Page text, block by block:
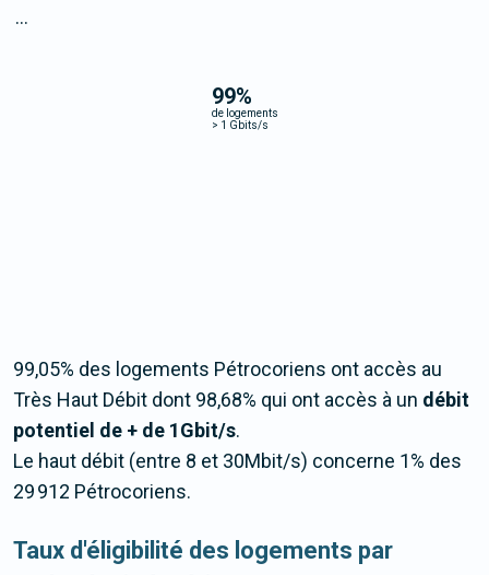
99%
de logements
> 1 Gbits/s
...
99,05% des logements Pétrocoriens ont accès au
Très Haut Débit dont 98,68% qui ont accès à un débit
potentiel de + de 1Gbit/s.
Le haut débit (entre 8 et 30Mbit/s) concerne 1% des
29 912 Pétrocoriens.
Taux d'éligibilité des logements par